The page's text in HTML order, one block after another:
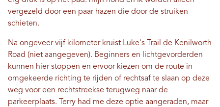
vergezeld door een paar hazen die door de struiken
schieten.
Na ongeveer vijf kilometer kruist Luke's Trail de Kenilworth
Road (niet aangegeven). Beginners en lichtgevorderden
kunnen hier stoppen en ervoor kiezen om de route in
omgekeerde richting te rijden of rechtsaf te slaan op deze
weg voor een rechtstreekse terugweg naar de
parkeerplaats. Terry had me deze optie aangeraden, maar